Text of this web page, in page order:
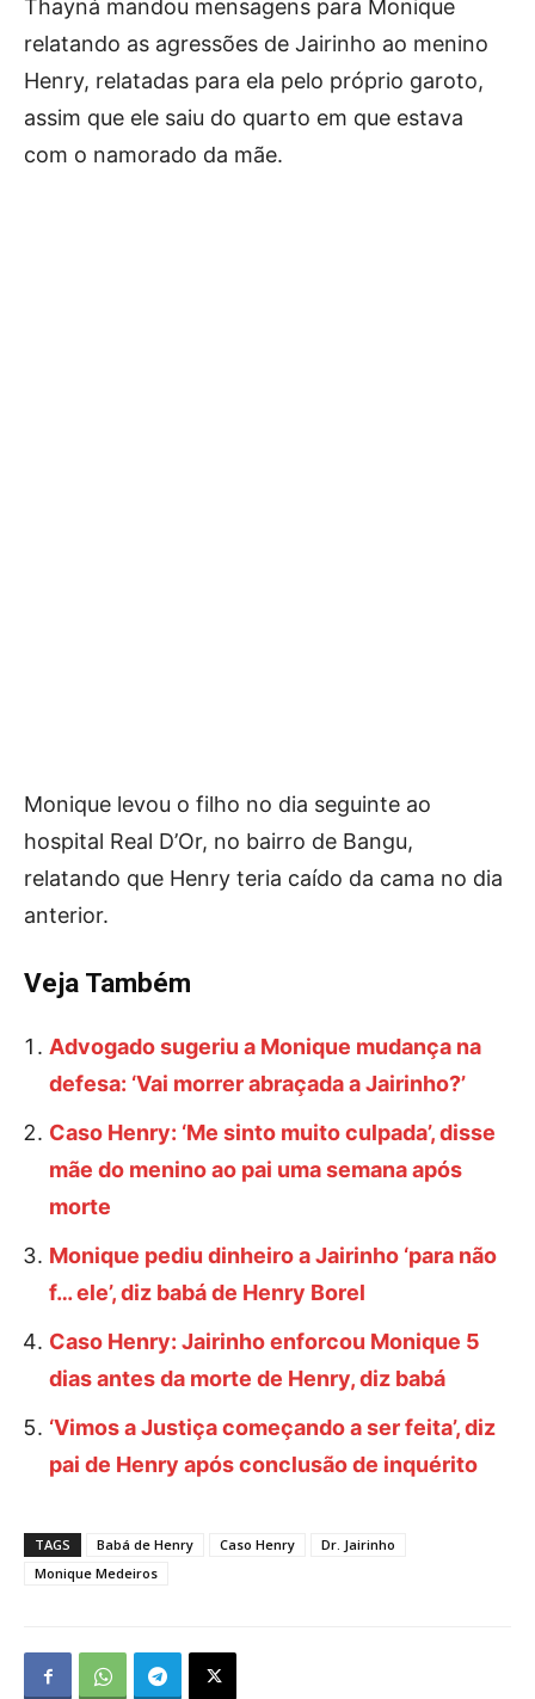
Thayná mandou mensagens para Monique
relatando as agressões de Jairinho ao menino
Henry, relatadas para ela pelo próprio garoto,
assim que ele saiu do quarto em que estava
com o namorado da mãe.
Monique levou o filho no dia seguinte ao
hospital Real D’Or, no bairro de Bangu,
relatando que Henry teria caído da cama no dia
anterior.
Veja Também
Advogado sugeriu a Monique mudança na
defesa: ‘Vai morrer abraçada a Jairinho?’
Caso Henry: ‘Me sinto muito culpada’, disse
mãe do menino ao pai uma semana após
morte
Monique pediu dinheiro a Jairinho ‘para não
f… ele’, diz babá de Henry Borel
Caso Henry: Jairinho enforcou Monique 5
dias antes da morte de Henry, diz babá
‘Vimos a Justiça começando a ser feita’, diz
pai de Henry após conclusão de inquérito
TAGS Babá de Henry Caso Henry
Dr. Jairinho
Monique Medeiros